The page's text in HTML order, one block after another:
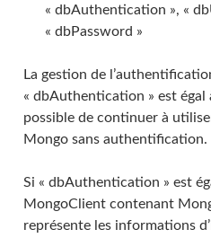
« dbAuthentication », «
« dbPassword »
La gestion de
« dbAuthentication » est égal
possible de continuer à
Mongo sans authentification.
Si « dbAuthentication » est
MongoClient contenant
représente les informations